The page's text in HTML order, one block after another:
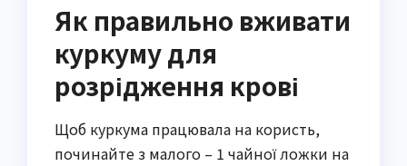
Як правильно вживати
куркуму для
розрідження крові
Щоб куркума працювала на користь,
починайте з малого – 1 чайної ложки на